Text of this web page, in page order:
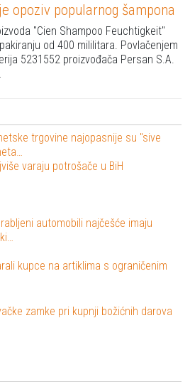
opoziv popularnog šampona
"Cien Shampoo Feuchtigkeit"
od 400 mililitara. Povlačenjem
5231552 proizvođača Persan S.A.
trgovine najopasnije su "sive
varaju potrošače u BiH
automobili najčešće imaju
kupce na artiklima s ograničenim
zamke pri kupnji božićnih darova